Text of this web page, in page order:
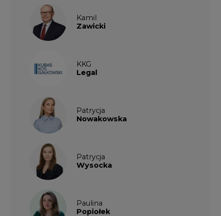
Kamil
Zawicki
KKG
Legal
Patrycja
Nowakowska
Patrycja
Wysocka
Paulina
Popiołek